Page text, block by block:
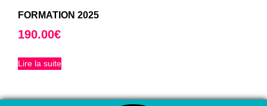
FORMATION 2025
190.00€
Lire la suite